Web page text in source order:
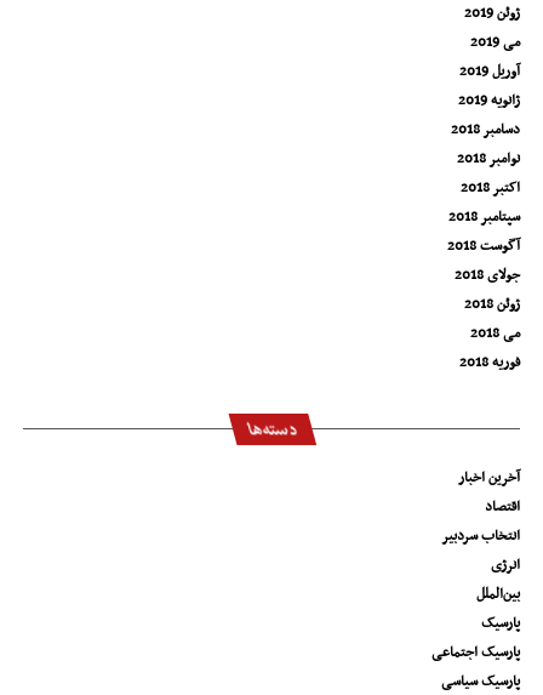
ژوئن 2019
می 2019
آوریل 2019
ژانویه 2019
دسامبر 2018
نوامبر 2018
اکتبر 2018
سپتامبر 2018
آگوست 2018
جولای 2018
ژوئن 2018
می 2018
فوریه 2018
دسته‌ها
آخرین اخبار
اقتصاد
انتخاب سردبیر
انرژی
بین‌الملل
پارسیک
پارسیک اجتماعی
پارسیک سیاسی